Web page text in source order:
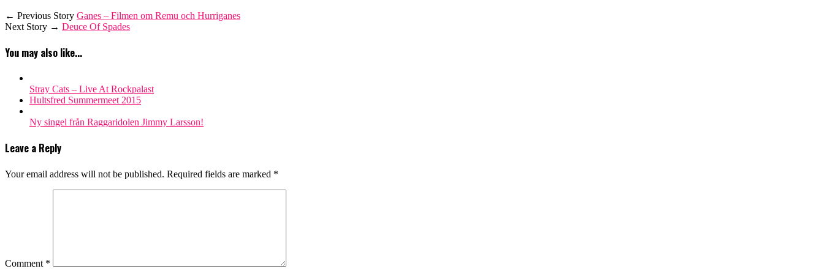
← Previous Story Ganes – Filmen om Remu och Hurriganes
Next Story → Deuce Of Spades
You may also like...
Stray Cats – Live At Rockpalast
Hultsfred Summermeet 2015
Ny singel från Raggaridolen Jimmy Larsson!
Leave a Reply
Your email address will not be published. Required fields are marked *
Comment *